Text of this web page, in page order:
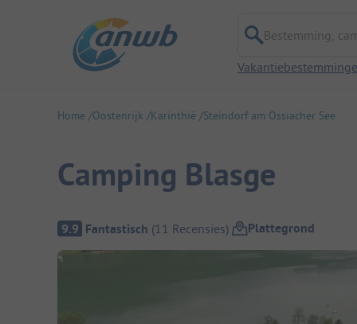
Bestemming,
Home Oostenrijk Karinthië Steindorf am Ossiacher See
Camping Blasge
Camping overzicht
9.9 Fantastisch (11 Recensies) Plattegrond